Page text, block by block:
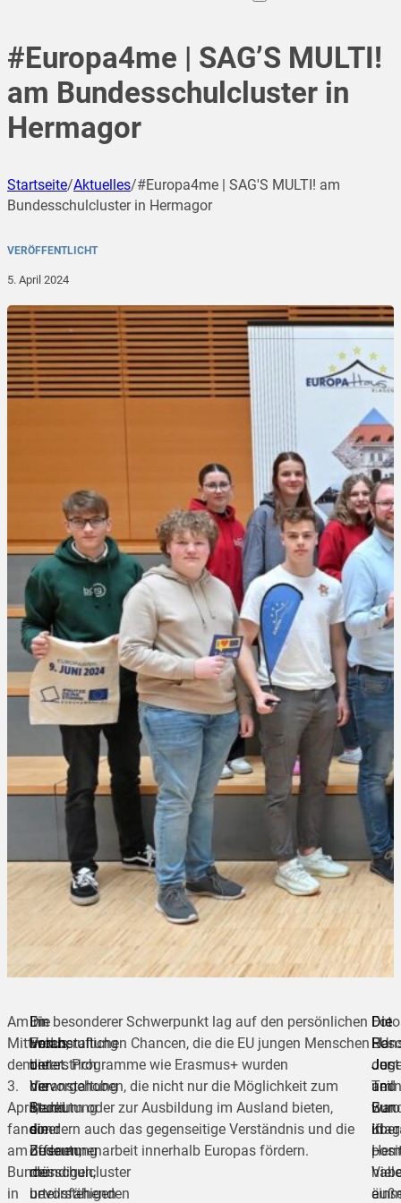
#Europa4me | SAG’S MULTI!
am Bundesschulcluster in
Hermagor
Startseite/Aktuelles/#Europa4me | SAG'S MULTI! am
Bundesschulcluster in Hermagor
VERÖFFENTLICHT
5. April 2024
Am
Mittwoch,
dem
3.
April,
fand
am
Bundesschulcluster
in
Im
Fokus
der
Veranstaltung
stand
die
Bedeutung
der
bevorstehenden
Die
Veranstaltung
unterstrich
die
Bedeutung
einer
offenen,
mündigen,
urteilsfähigen
Ein besonderer Schwerpunkt lag auf den persönlichen
und beruflichen Chancen, die die EU jungen Menschen
bietet. Programme wie Erasmus+ wurden
hervorgehoben, die nicht nur die Möglichkeit zum
Studium oder zur Ausbildung im Ausland bieten,
sondern auch das gegenseitige Verständnis und die
Zusammenarbeit innerhalb Europas fördern.
Die
der
war
Viele
Die
EU-
am
in
Jost
und